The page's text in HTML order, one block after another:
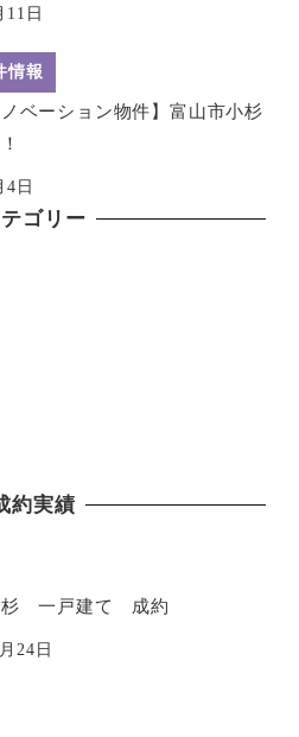
11日
情報
ノベーション物件】富山市小杉
4日
ゴリー
約実績
杉 一戸建て 成約
24日